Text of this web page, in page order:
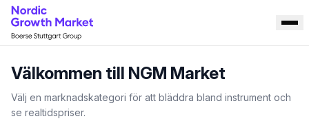
Välkommen till NGM Market
Välj en marknadskategori för att bläddra bland instrument och
se realtidspriser.